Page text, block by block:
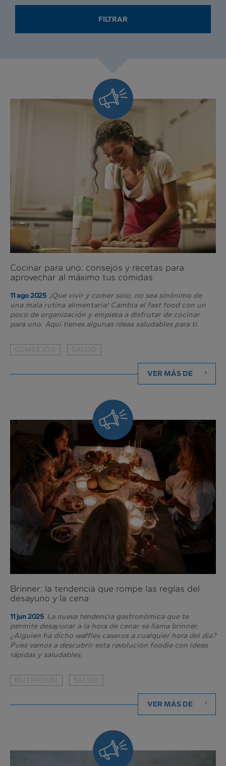
BUSCAR
QUE
BUSCAR
FILTRAR
Siempre
al
día
Cocinar para uno: consejos y recetas para
aprovechar al máximo tus comidas
11 ago 2025 ¡Que vivir y comer solo, no sea sinónimo de
una mala rutina alimentaria! Cambia el fast food con un
poco de organización y empieza a disfrutar de cocinar
para uno. Aquí tienes algunas ideas saludables para ti.
CONSEJOS SALUD
VER MÁS DE
Siempre
al
día
Brinner: la tendencia que rompe las reglas del
desayuno y la cena
11 jun 2025 La nueva tendencia gastronómica que te
permite desayunar a la hora de cenar se llama brinner.
¿Alguien ha dicho waffles caseros a cualquier hora del día?
Pues vamos a descubrir esta revolución foodie con ideas
rápidas y saludables.
NUTRICION SALUD
VER MÁS DE
Siempre